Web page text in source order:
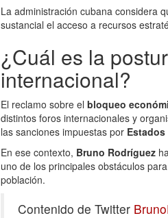
La administración cubana considera
sustancial el acceso a recursos
¿Cuál es la
internacional?
El reclamo sobre el bloqueo
distintos foros internacionales y
las sanciones impuestas por
En ese contexto, Bruno Rodríguez
uno de los principales obstáculos
población.
Contenido de Twitter